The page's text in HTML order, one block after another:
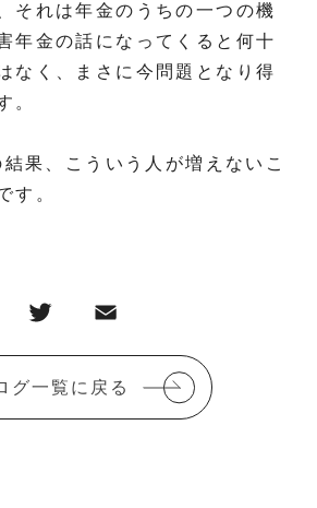
それは年金のうちの一つの機
年金の話になってくると何十
なく、まさに今問題となり得
。
果、こういう人が増えないこ
す。
グ一覧に戻る